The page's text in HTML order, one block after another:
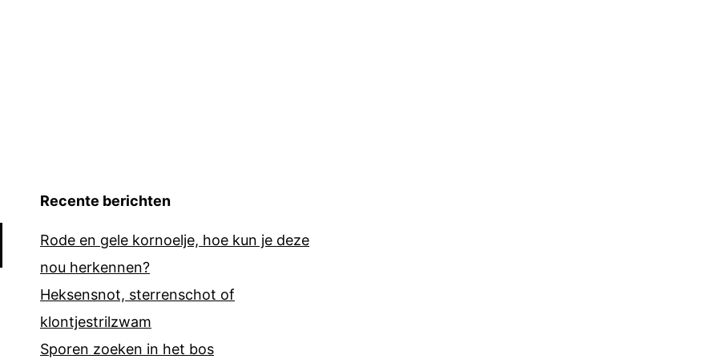
Recente berichten
Rode en gele kornoelje, hoe kun je deze
nou herkennen?
Heksensnot, sterrenschot of
klontjestrilzwam
Sporen zoeken in het bos